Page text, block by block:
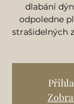
dlabání
odpoledne
strašidelných